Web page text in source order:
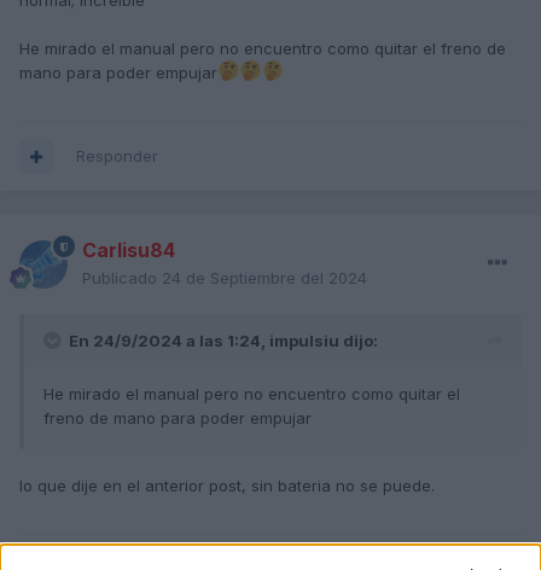
He mirado el manual pero no encuentro como quitar el freno de
mano para poder empujar
Responder
Carlisu84
Publicado 24 de Septiembre del 2024
En 24/9/2024 a las 1:24, impulsiu dijo:
He mirado el manual pero no encuentro como quitar el
freno de mano para poder empujar
lo que dije en el anterior post, sin bateria no se puede.